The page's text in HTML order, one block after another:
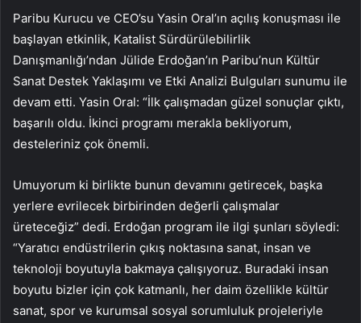
Paribu Kurucu ve CEO’su Yasin Oral’ın açılış konuşması ile
başlayan etkinlik, Katalist Sürdürülebilirlik
Danışmanlığı’ndan Jülide Erdoğan’ın Paribu’nun Kültür
Sanat Destek Yaklaşımı ve Etki Analizi Bulguları sunumu ile
devam etti. Yasin Oral: “İlk çalışmadan güzel sonuçlar çıktı,
başarılı oldu. İkinci programı merakla bekliyorum,
desteleriniz çok önemli.
Umuyorum ki birlikte bunun devamını getirecek, başka
yerlere evrilecek birbirinden değerli çalışmalar
üreteceğiz” dedi. Erdoğan program ile ilgi şunları söyledi:
“Yaratıcı endüstrilerin çıkış noktasına sanat, insan ve
teknoloji boyutuyla bakmaya çalışıyoruz. Buradaki insan
boyutu bizler için çok katmanlı, her daim özellikle kültür
sanat, spor ve kurumsal sosyal sorumluluk projeleriyle